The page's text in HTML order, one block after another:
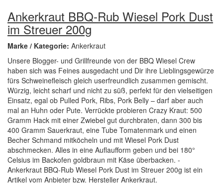
Ankerkraut BBQ-Rub Wiesel Pork Dust
im Streuer 200g
Marke / Kategorie: Ankerkraut
Unsere Blogger- und Grillfreunde von der BBQ Wiesel Crew
haben sich was Feines ausgedacht und Dir ihre Lieblingsgewürze
fürs Schweinefleisch gleich userfreundlich zusammen gemischt.
Würzig, leicht scharf und nicht zu süß, perfekt für den vielseitigen
Einsatz, egal ob Pulled Pork, Ribs, Pork Belly – darf aber auch
mal an Huhn oder Pute. Verrückte probieren Crazy Kraut: 500
Gramm Hack mit einer Zwiebel gut durchbraten, dann 300 bis
400 Gramm Sauerkraut, eine Tube Tomatenmark und einen
Becher Schmand mitköcheln und mit Wiesel Pork Dust
abschmecken. Alles in eine Auflaufform geben und bei 180°
Celsius im Backofen goldbraun mit Käse überbacken. -
Ankerkraut BBQ-Rub Wiesel Pork Dust im Streuer 200g ist ein
Artikel vom Anbieter bzw. Hersteller Ankerkraut.